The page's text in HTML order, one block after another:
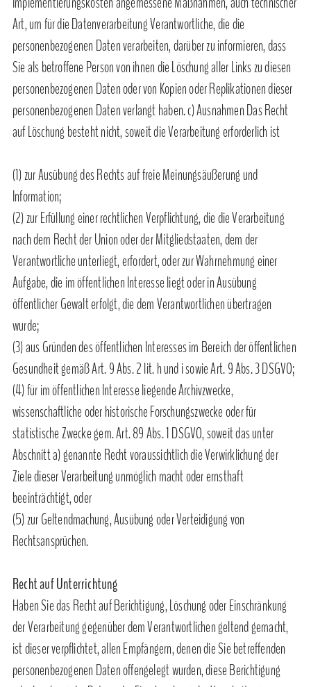
Art, um für die Datenverarbeitung Verantwortliche, die die
personenbezogenen Daten verarbeiten, darüber zu informieren, dass
Sie als betroffene Person von ihnen die Löschung aller Links zu diesen
personenbezogenen Daten oder von Kopien oder Replikationen dieser
personenbezogenen Daten verlangt haben. c) Ausnahmen Das Recht
auf Löschung besteht nicht, soweit die Verarbeitung erforderlich ist
(1) zur Ausübung des Rechts auf freie Meinungsäußerung und
Information;
(2) zur Erfüllung einer rechtlichen Verpflichtung, die die Verarbeitung
nach dem Recht der Union oder der Mitgliedstaaten, dem der
Verantwortliche unterliegt, erfordert, oder zur Wahrnehmung einer
Aufgabe, die im öffentlichen Interesse liegt oder in Ausübung
öffentlicher Gewalt erfolgt, die dem Verantwortlichen übertragen
wurde;
(3) aus Gründen des öffentlichen Interesses im Bereich der öffentlichen
Gesundheit gemäß Art. 9 Abs. 2 lit. h und i sowie Art. 9 Abs. 3 DSGVO;
(4) für im öffentlichen Interesse liegende Archivzwecke,
wissenschaftliche oder historische Forschungszwecke oder für
statistische Zwecke gem. Art. 89 Abs. 1 DSGVO, soweit das unter
Abschnitt a) genannte Recht voraussichtlich die Verwirklichung der
Ziele dieser Verarbeitung unmöglich macht oder ernsthaft
beeinträchtigt, oder
(5) zur Geltendmachung, Ausübung oder Verteidigung von
Rechtsansprüchen.
Recht auf Unterrichtung
Haben Sie das Recht auf Berichtigung, Löschung oder Einschränkung
der Verarbeitung gegenüber dem Verantwortlichen geltend gemacht,
ist dieser verpflichtet, allen Empfängern, denen die Sie betreffenden
personenbezogenen Daten offengelegt wurden, diese Berichtigung